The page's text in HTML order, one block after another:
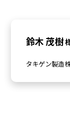
鈴木 茂樹
タキゲン製造